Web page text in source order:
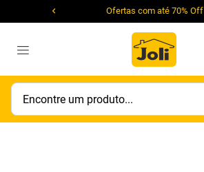
Ofertas com até 70% Off
Encontre um produto...